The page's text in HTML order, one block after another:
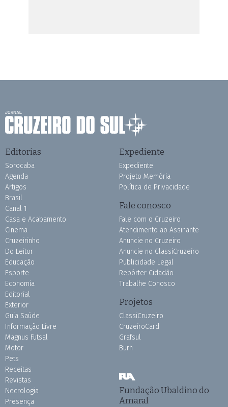
Editorias
Sorocaba
Agenda
Artigos
Brasil
Canal 1
Casa e Acabamento
Cinema
Cruzeirinho
Do Leitor
Educação
Esporte
Economia
Editorial
Exterior
Guia Saúde
Informação Livre
Magnus Futsal
Motor
Pets
Receitas
Revistas
Necrologia
Presença
Expediente
Expediente
Projeto Memória
Política de Privacidade
Fale conosco
Fale com o Cruzeiro
Atendimento ao Assinante
Anuncie no Cruzeiro
Anuncie no ClassiCruzeiro
Publicidade Legal
Repórter Cidadão
Trabalhe Conosco
Projetos
ClassiCruzeiro
CruzeiroCard
Grafsul
Burh
Fundação Ubaldino do
Amaral